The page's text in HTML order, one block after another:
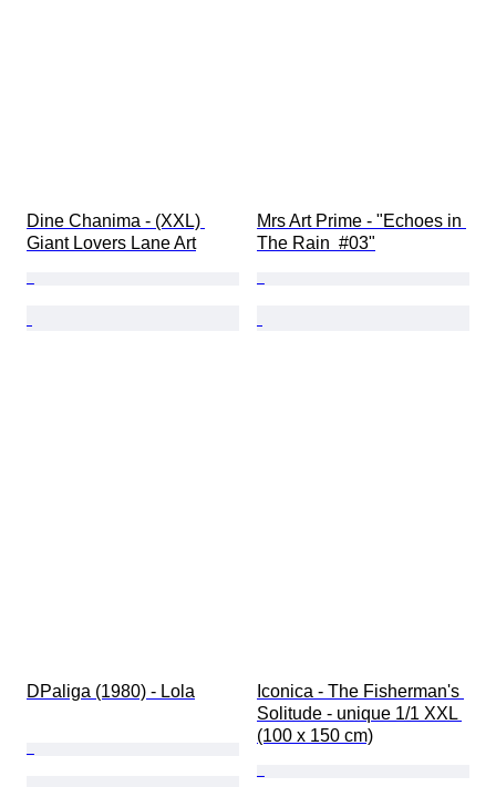
Dine Chanima - (XXL)
Giant Lovers Lane Art
Mrs Art Prime - "Echoes in
The Rain  #03"
DPaliga (1980) - Lola
Iconica - The Fisherman's
Solitude - unique 1/1 XXL
(100 x 150 cm)